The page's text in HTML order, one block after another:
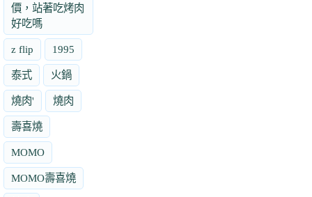
價，站著吃烤肉
好吃嗎
z flip 1995
泰式 火鍋
燒肉' 燒肉
壽喜燒
MOMO
MOMO壽喜燒